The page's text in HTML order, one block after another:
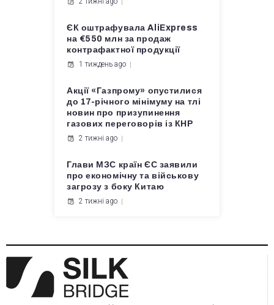
ЄК оштрафувала AliExpress
на €550 млн за продаж
контрафактної продукції
1 тиждень ago
Акції «Газпрому» опустилися
до 17-річного мінімуму на тлі
новин про призупинення
газових переговорів із КНР
2 тижні ago
Глави МЗС країн ЄС заявили
про економічну та військову
загрозу з боку Китаю
2 тижні ago